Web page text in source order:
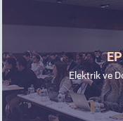
Elektrik ve